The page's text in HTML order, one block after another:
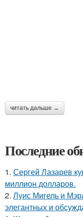
читать дальше →
Последние
1. Сергей Лазарев
миллион долларов.
2. Луис Мигель и
элегантных и